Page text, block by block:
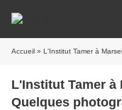
Accueil » L'Institut Tamer à
L'Institut Tamer à
Quelques